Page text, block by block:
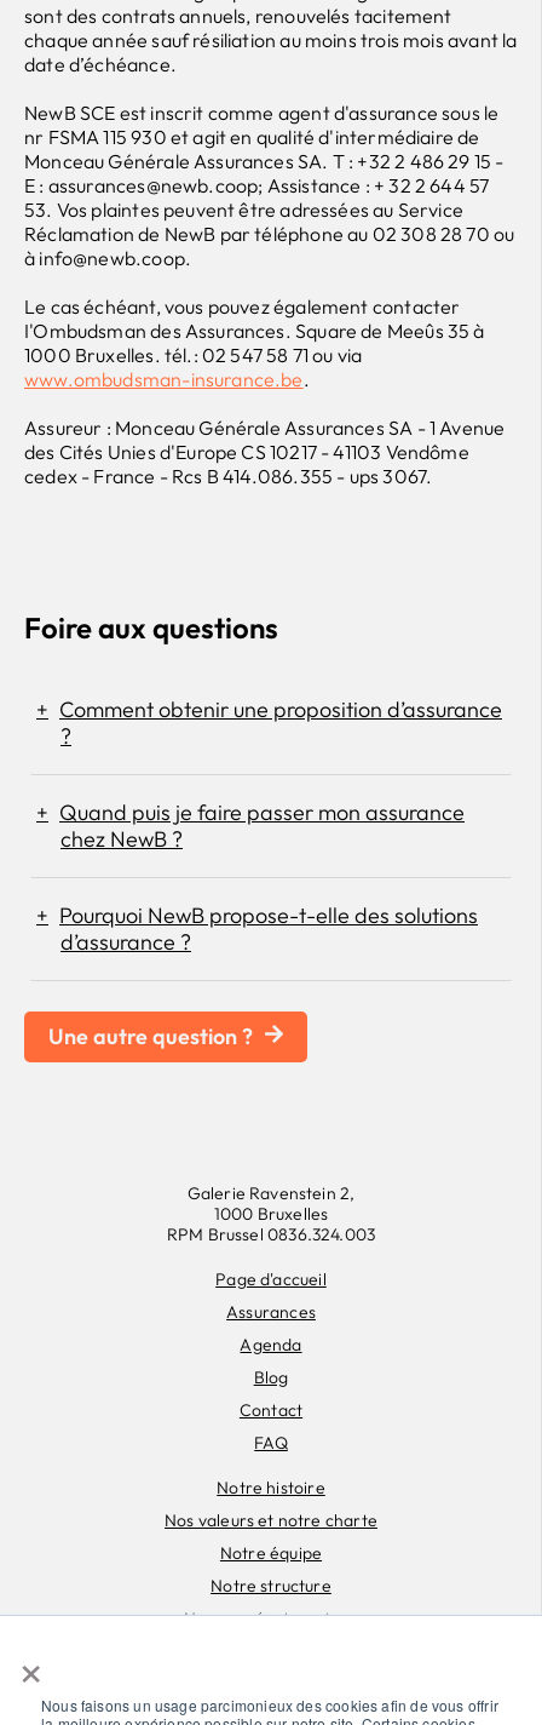
×
Nous faisons un usage parcimonieux des cookies afin de vous offrir
sont des contrats annuels, renouvelés tacitement
chaque année sauf résiliation au moins trois mois avant la
date d’échéance.
NewB SCE est inscrit comme agent d'assurance sous le
nr FSMA 115 930 et agit en qualité d'intermédiaire de
Monceau Générale Assurances SA. T : +32 2 486 29 15 -
E : assurances@newb.coop; Assistance : + 32 2 644 57
53. Vos plaintes peuvent être adressées au Service
Réclamation de NewB par téléphone au 02 308 28 70 ou
à info@newb.coop.
Le cas échéant, vous pouvez également contacter
I'Ombudsman des Assurances. Square de Meeûs 35 à
1000 Bruxelles. tél.: 02 547 58 71 ou via
www.ombudsman-insurance.be.
Assureur : Monceau Générale Assurances SA - 1 Avenue
des Cités Unies d'Europe CS 10217 - 41103 Vendôme
cedex - France - Rcs B 414.086.355 - ups 3067.
Foire aux questions
Comment obtenir une proposition d’assurance
?
Quand puis je faire passer mon assurance
chez NewB ?
Pourquoi NewB propose-t-elle des solutions
d’assurance ?
Une autre question ?
Galerie Ravenstein 2,
1000 Bruxelles
RPM Brussel 0836.324.003
Page d'accueil
Assurances
Agenda
Blog
Contact
FAQ
Notre histoire
Nos valeurs et notre charte
Notre équipe
Notre structure
Nos coopérateur·rice·s
Déclaration vie privée